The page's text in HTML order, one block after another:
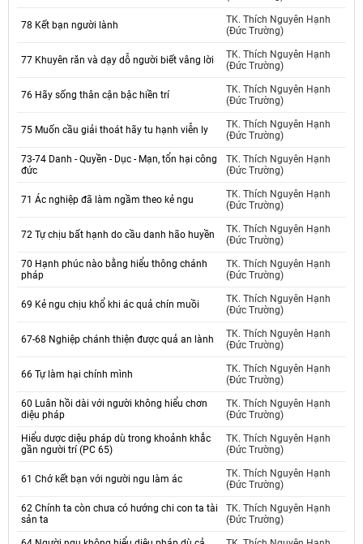
78 Kết bạn người lành
TK. Thích Nguyên Hạnh
(Đức Trường)
77 Khuyên răn và dạy dỗ người biết vâng lời
TK. Thích Nguyên Hạnh
(Đức Trường)
76 Hãy sống thân cận bậc hiền trí
TK. Thích Nguyên Hạnh
(Đức Trường)
75 Muốn cầu giải thoát hãy tu hạnh viễn ly
TK. Thích Nguyên Hạnh
(Đức Trường)
73-74 Danh - Quyền - Dục - Mạn, tổn hại công
đức
TK. Thích Nguyên Hạnh
(Đức Trường)
71 Ác nghiệp đã làm ngầm theo kẻ ngu
TK. Thích Nguyên Hạnh
(Đức Trường)
72 Tự chịu bất hạnh do cầu danh hão huyền
TK. Thích Nguyên Hạnh
(Đức Trường)
70 Hạnh phúc nào bằng hiểu thông chánh
pháp
TK. Thích Nguyên Hạnh
(Đức Trường)
69 Kẻ ngu chịu khổ khi ác quả chín muồi
TK. Thích Nguyên Hạnh
(Đức Trường)
67-68 Nghiệp chánh thiện được quả an lành
TK. Thích Nguyên Hạnh
(Đức Trường)
66 Tự làm hại chính mình
TK. Thích Nguyên Hạnh
(Đức Trường)
60 Luân hồi dài với người không hiểu chơn
diệu pháp
TK. Thích Nguyên Hạnh
(Đức Trường)
Hiểu dược diệu pháp dù trong khoảnh khắc
gần người trí (PC 65)
TK. Thích Nguyên Hạnh
(Đức Trường)
61 Chớ kết bạn với người ngu làm ác
TK. Thích Nguyên Hạnh
(Đức Trường)
62 Chính ta còn chưa có hướng chi con ta tài
sản ta
TK. Thích Nguyên Hạnh
(Đức Trường)